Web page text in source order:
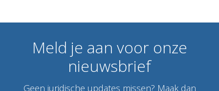
Meld je aan voor onze
nieuwsbrief
Geen juridische updates missen? Maak dan